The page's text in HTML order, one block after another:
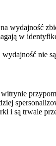
wydajność
w
nie
i są trwale